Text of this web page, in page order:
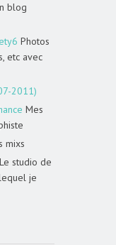
blog
Photos
etc avec
2011)
Mes
mixs
Le studio de
je